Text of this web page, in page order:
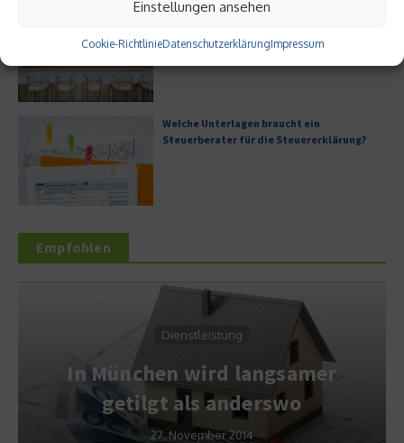
Einstellungen ansehen
Cookie-RichtlinieDatenschutzerklärungImpressum
Digitale Transformation in kleinen
Welche Unterlagen braucht ein
Steuerberater für die Steuererklärung?
Empfohlen
Dienstleistung
In München wird langsamer
getilgt als anderswo
27. November 2014